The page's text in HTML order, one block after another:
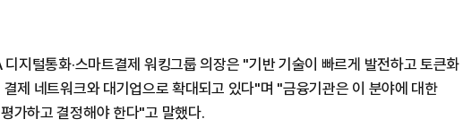
지털통화·스마트결제 워킹그룹 의장은 "기반 기술이 빠르게 발전하고 토큰화
제 네트워크와 대기업으로 확대되고 있다"며 "금융기관은 이 분야에 대한
가하고 결정해야 한다"고 말했다.